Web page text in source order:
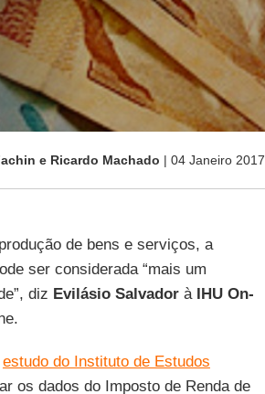
e Ricardo Machado | 04 Janeiro 2017
de bens e serviços, a
ser considerada “mais um
diz Evilásio Salvadorà IHU On-
estudo do Instituto de Estudos
os dados do Imposto de Renda de